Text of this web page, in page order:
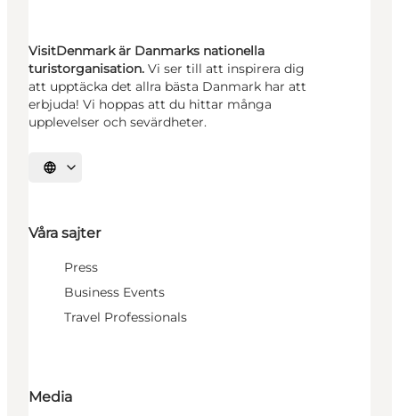
VisitDenmark är Danmarks nationella
turistorganisation. Vi ser till att inspirera dig
att upptäcka det allra bästa Danmark har att
erbjuda! Vi hoppas att du hittar många
upplevelser och sevärdheter.
Välj språk
Våra sajter
Press
Business Events
Travel Professionals
Media